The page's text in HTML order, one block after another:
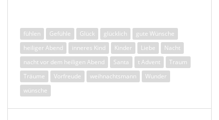
fühlen Gefühle Glück glücklich
gute Wünsche
heiliger Abend
inneres Kind Kinder Liebe
Nacht
nacht vor dem heiligen Abend
Santa t Advent
Traum
Träume
Vorfreude weihnachtsmann
Wunder
wünsche